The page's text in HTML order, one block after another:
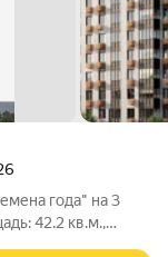
года" на 3
42.2 кв.м.,